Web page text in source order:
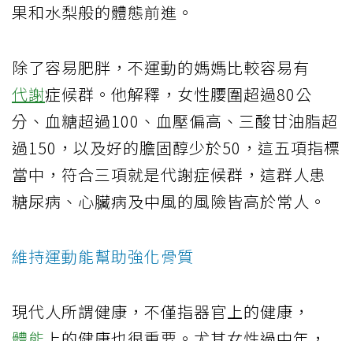
果和水梨般的體態前進。
除了容易肥胖，不運動的媽媽比較容易有
代謝症候群。他解釋，女性腰圍超過80公
分、血糖超過100、血壓偏高、三酸甘油脂超
過150，以及好的膽固醇少於50，這五項指標
當中，符合三項就是代謝症候群，這群人患
糖尿病、心臟病及中風的風險皆高於常人。
維持運動能幫助強化骨質
現代人所謂健康，不僅指器官上的健康，